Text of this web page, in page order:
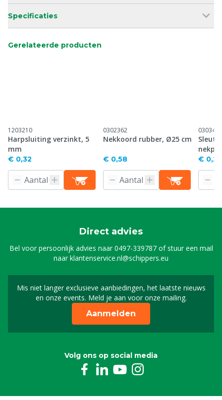
Specificaties
Gerelateerde producten
1203210
Harpsluiting verzinkt, 5
mm
€ 0,32
0302362
Nekkoord rubber, Ø25 cm
€ 0,58
0303462
€
Direct advies
Bel voor persoonlijk advies naar0497-339787of stuur een mail
naarklantenservice.nl@schippers.eu
Mis niet langer exclusieve aanbiedingen, het laatste nieuws
en onze events. Meld je aan voor onze mailing.
Schrijf je in voor onze
Aanmelden
Volg ons op social media